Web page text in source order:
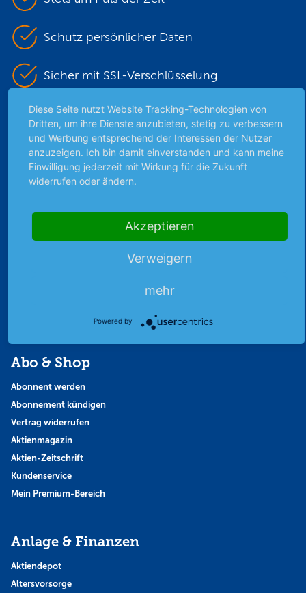
Schutz persönlicher Daten
Sicher mit SSL-Verschlüsselung
Highlights
Archiv
Börsenbericht
Favoriten
Abo & Shop
Abonnent werden
Abonnement kündigen
Vertrag widerrufen
Aktienmagazin
Aktien-Zeitschrift
Kundenservice
Mein Premium-Bereich
Anlage & Finanzen
Aktiendepot
Altersvorsorge
Diese Seite nutzt Website Tracking-Technologien von
Dritten, um ihre Dienste anzubieten, stetig zu verbessern
und Werbung entsprechend der Interessen der Nutzer
anzuzeigen. Ich bin damit einverstanden und kann meine
Einwilligung jederzeit mit Wirkung für die Zukunft
widerrufen oder ändern.
Akzeptieren
Verweigern
mehr
Powered by